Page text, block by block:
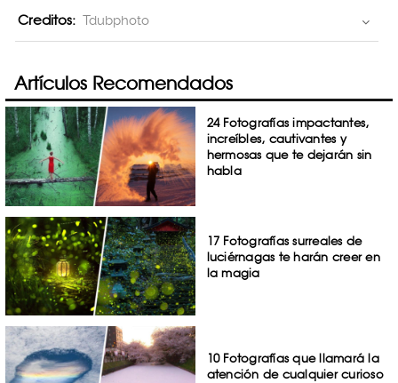
Creditos: Tdubphoto
Artículos Recomendados
24 Fotografías impactantes,
increíbles, cautivantes y
hermosas que te dejarán sin
habla
17 Fotografías surreales de
luciérnagas te harán creer en
la magia
10 Fotografías que llamará la
atención de cualquier curioso